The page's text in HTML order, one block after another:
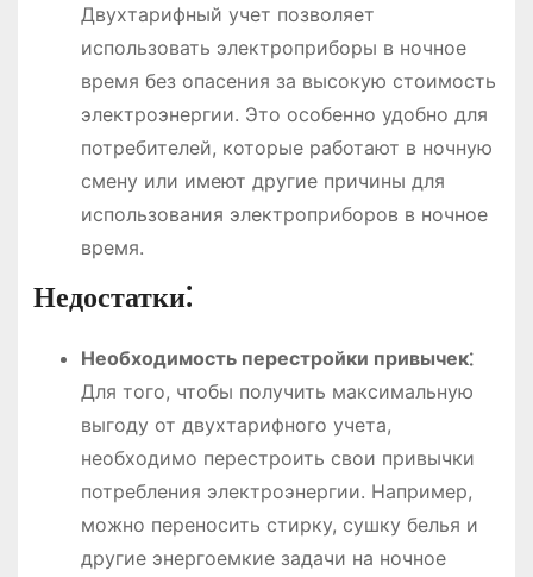
Двухтарифный учет позволяет
использовать электроприборы в ночное
время без опасения за высокую стоимость
электроэнергии. Это особенно удобно для
потребителей, которые работают в ночную
смену или имеют другие причины для
использования электроприборов в ночное
время.
Недостатки⁚
Необходимость перестройки привычек⁚
Для того, чтобы получить максимальную
выгоду от двухтарифного учета,
необходимо перестроить свои привычки
потребления электроэнергии. Например,
можно переносить стирку, сушку белья и
другие энергоемкие задачи на ночное